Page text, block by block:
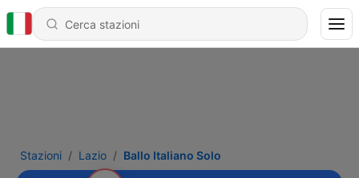
Stazioni Lazio Ballo Italiano Solo